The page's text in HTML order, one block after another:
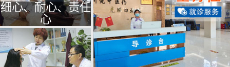
细心、耐心、责任
心